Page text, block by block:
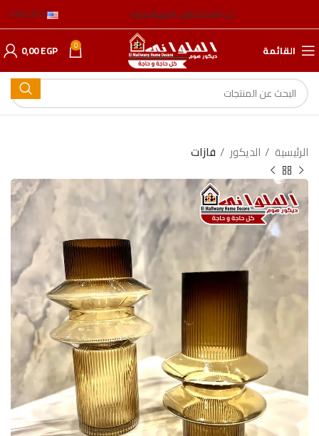
عن الشركةعناوين الفروعالمدونة ENGLISH
القائمة 0
0,00EGP
الرئيسية الدیكور فازات